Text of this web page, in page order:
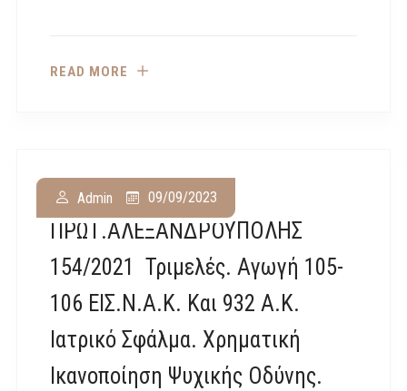
READ MORE
ΔΙΟΙΚ.
ΠΡΩΤ.ΑΛΕΞΑΝΔΡΟΥΠΟΛΗΣ
154/2021 Τριμελές. Αγωγή 105-
106 ΕΙΣ.Ν.Α.Κ. Και 932 Α.Κ.
Ιατρικό Σφάλμα. Χρηματική
Ικανοποίηση Ψυχικής Οδύνης.
Admin 09/09/2023